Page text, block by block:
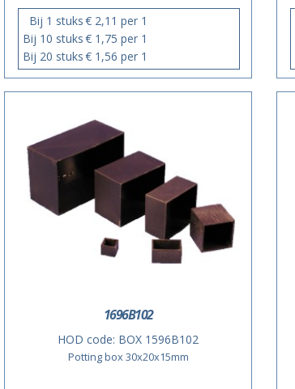
Bij 1 stuks€ 2,11 per 1
Bij 10 stuks€ 1,75 per 1
Bij 20 stuks€ 1,56 per 1
1696B102
HOD code: BOX 1596B102
Potting box 30x20x15mm